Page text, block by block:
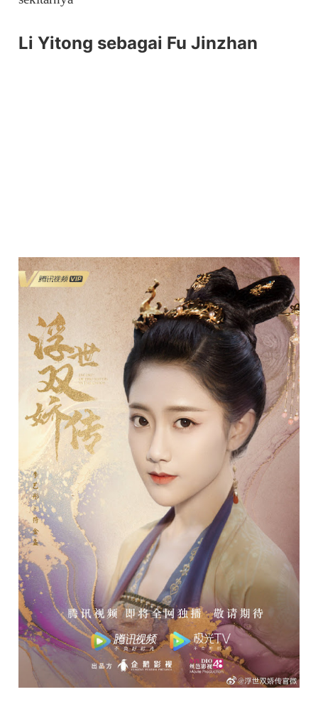
Li Yitong sebagai Fu Jinzhan